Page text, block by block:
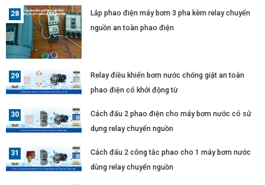
Lắp phao điện máy bơm 3 pha kèm relay chuyển
nguồn an toàn phao điện
Relay điều khiển bơm nước chống giật an toàn
phao điện có khởi động từ
Cách đấu 2 phao điện cho máy bơm nước có sử
dụng relay chuyển nguồn
Cách đấu 2 công tắc phao cho 1 máy bơm nước
dùng relay chuyển nguồn